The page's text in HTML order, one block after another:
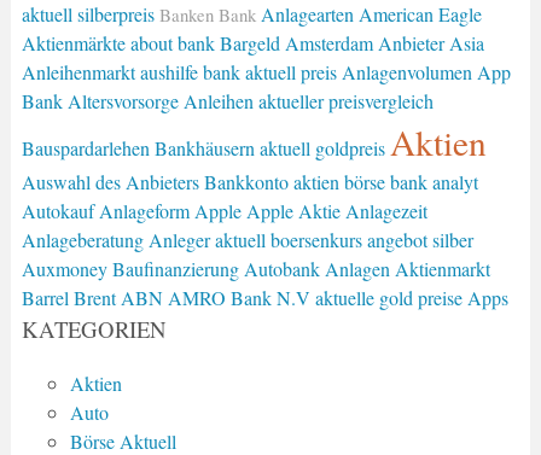
aktuell silberpreis Banken Bank Anlagearten American Eagle
Aktienmärkte about bank Bargeld Amsterdam Anbieter Asia
Anleihenmarkt aushilfe bank aktuell preis Anlagenvolumen App
Bank Altersvorsorge Anleihen aktueller preisvergleich
Bauspardarlehen Bankhäusern aktuell goldpreis Aktien
Auswahl des Anbieters Bankkonto aktien börse bank analyt
Autokauf Anlageform Apple Apple Aktie Anlagezeit
Anlageberatung Anleger aktuell boersenkurs angebot silber
Auxmoney Baufinanzierung Autobank Anlagen Aktienmarkt
Barrel Brent ABN AMRO Bank N.V aktuelle gold preise Apps
KATEGORIEN
Aktien
Auto
Börse Aktuell